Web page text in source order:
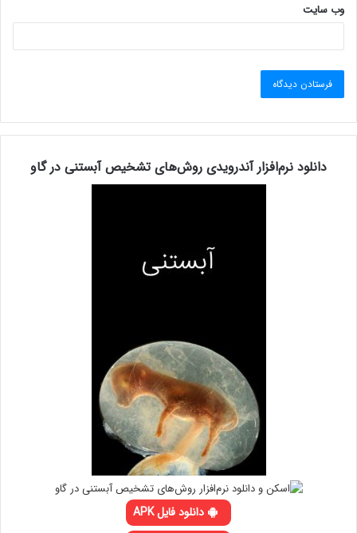
وب‌ سایت
دانلود نرم‌افزار آندرویدی روش‌های تشخیص آبستنی در گاو
دانلود فایل APK